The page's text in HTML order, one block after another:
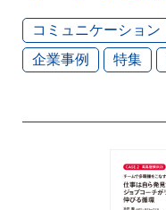
コミュニケーション
企業事例
特集